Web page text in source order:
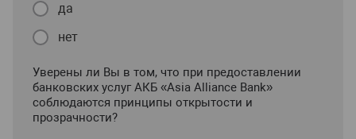
да
нет
Уверены ли Вы в том, что при предоставлении
банковских услуг АКБ «Asia Alliance Bank»
соблюдаются принципы открытости и
прозрачности?